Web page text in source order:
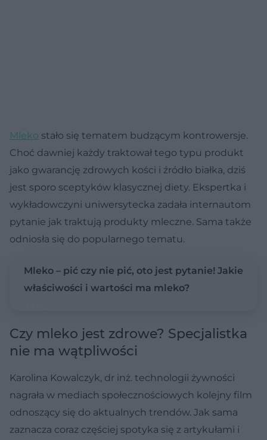
Mleko stało się tematem budzącym kontrowersje.
Choć dawniej każdy traktował tego typu produkt
jako gwarancję zdrowych kości i źródło białka, dziś
jest sporo sceptyków klasycznej diety. Ekspertka i
wykładowczyni uniwersytecka zadała internautom
pytanie jak traktują produkty mleczne. Sama także
odniosła się do popularnego tematu.
Mleko – pić czy nie pić, oto jest pytanie! Jakie
właściwości i wartości ma mleko?
Czy mleko jest zdrowe? Specjalistka
nie ma wątpliwości
Karolina Kowalczyk, dr inż. technologii żywności
nagrała w mediach społecznościowych kolejny film
odnoszący się do aktualnych trendów. Jak sama
zaznacza coraz częściej spotyka się z artykułami i